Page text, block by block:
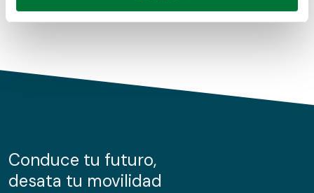
Obtenga más información sobre cómo se procesan sus
de cookies.
información sobre el uso que haga del sitio web con
nuestros partners de redes sociales, publicidad y análisis
Conduce tu futuro,
desata tu movilidad